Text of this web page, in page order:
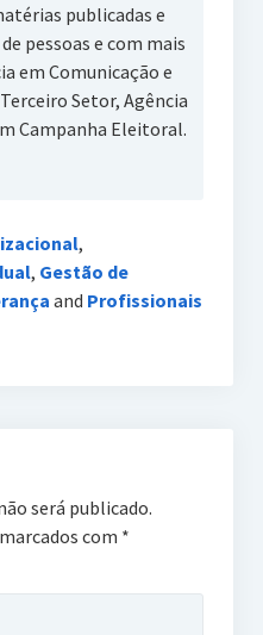
publicadas e
pessoas e com mais
em Comunicação e
Setor, Agência
Campanha Eleitoral.
,
, Gestão de
and Profissionais
será publicado.
com *